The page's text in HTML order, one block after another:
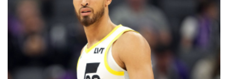
Muhteşem veda
Ece Ergez
TBL'YE YÜKSELEN İKİ BÜYÜK HİKÂYE